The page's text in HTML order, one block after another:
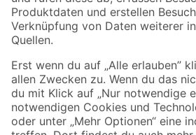
Sicher einkaufen
Jetzt die toom-App herunterladen